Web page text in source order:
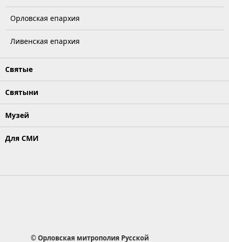
Орловская епархия
Ливенская епархия
Святые
Святыни
Музей
Для СМИ
© Орловская митрополия Русской